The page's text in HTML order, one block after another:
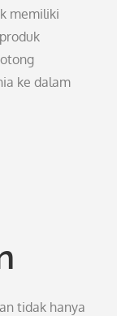
memiliki
ke dalam
tidak hanya